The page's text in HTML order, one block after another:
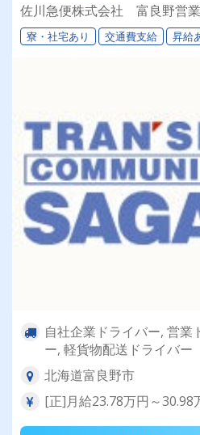
佐川急便株式会社 富良野営
寮・社宅あり 交通費支給 昇給
自社企業ドライバー, 営業
ー, 軽貨物配送ドライバー
北海道富良野市
[正]月給23.78万円～30.98